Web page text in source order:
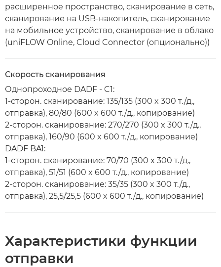
расширенное пространство, сканирование в сеть,
сканирование на USB-накопитель, сканирование
на мобильное устройство, сканирование в облако
(uniFLOW Online, Cloud Connector (опционально))
Скорость сканирования
Однопроходное DADF - C1:
1-сторон. сканирование: 135/135 (300 x 300 т./д.,
отправка), 80/80 (600 x 600 т./д., копирование)
2-сторон. сканирование: 270/270 (300 x 300 т./д.,
отправка), 160/90 (600 x 600 т./д., копирование)
DADF BA1:
1-сторон. сканирование: 70/70 (300 x 300 т./д.,
отправка), 51/51 (600 x 600 т./д., копирование)
2-сторон. сканирование: 35/35 (300 x 300 т./д.,
отправка), 25,5/25,5 (600 x 600 т./д., копирование)
Характеристики функции
отправки